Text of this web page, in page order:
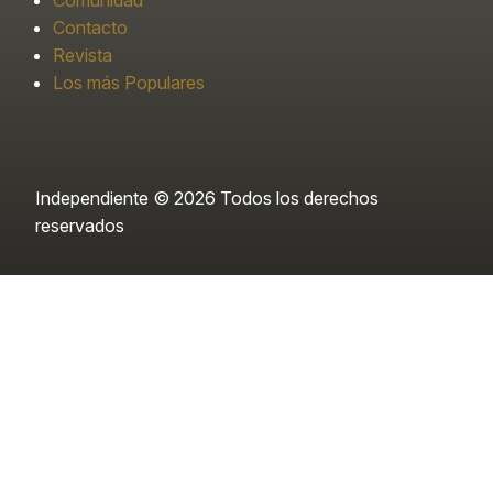
Contacto
Revista
Los más Populares
Independiente © 2026 Todos los derechos
reservados